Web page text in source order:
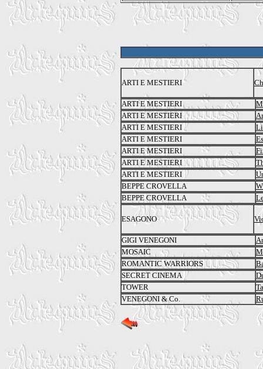
ARTI E MESTIERI
ARTI E MESTIERI
ARTI E MESTIERI
ARTI E MESTIERI
ARTI E MESTIERI
ARTI E MESTIERI
ARTI E MESTIERI
ARTI E MESTIERI
BEPPE CROVELLA
BEPPE CROVELLA
ESAGONO
GIGI VENEGONI
MOSAIC
ROMANTIC WARRIORS
SECRET CINEMA
TOWER
VENEGONI & Co.